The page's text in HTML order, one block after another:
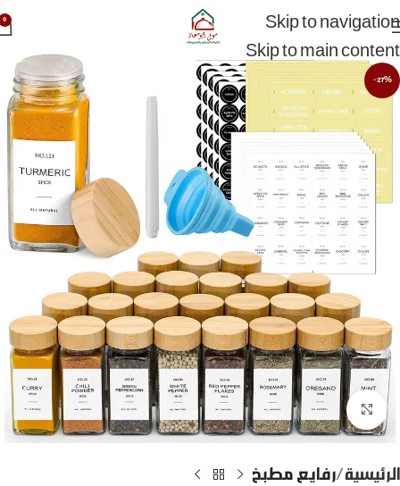
Skip to navigation
Skip to main content
0
-27%
Click to enlarge
الرئيسية رفايع مطبخ